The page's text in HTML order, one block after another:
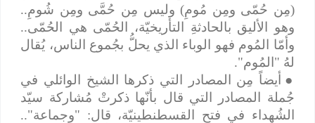
(مِن حُمّى ومِن مُومِ) وليس مِن حُمَّى ومِن شُومِ..
وهو الأليق بالحادثةِ التأريخيّة، الحُمّى هي الحُمّى..
وأمّا المُوم فهو الوباء الذي يحلُّ بجُموع الناس، يُقال
لهُ "المُوم".
●أيضاً مِن المصادر التي ذكرها الشيخ الوائلي في
جُملة المصادر التي قال بأنّها ذكرتْ مُشاركة سيّد
الشُهداء في فتح القسطنطينيّة، قال: "وجماعة"..